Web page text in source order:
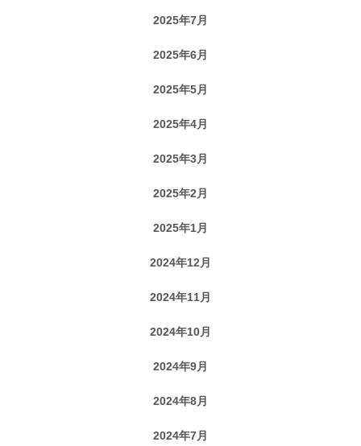
2025年7月
2025年6月
2025年5月
2025年4月
2025年3月
2025年2月
2025年1月
2024年12月
2024年11月
2024年10月
2024年9月
2024年8月
2024年7月